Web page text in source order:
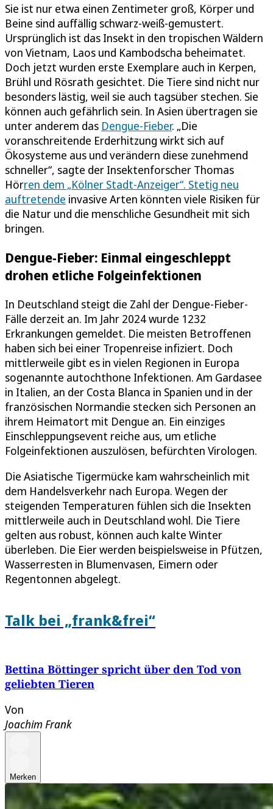
Sie ist nur etwa einen Zentimeter groß, Körper und
Beine sind auffällig schwarz-weiß-gemustert.
Ursprünglich ist das Insekt in den tropischen Wäldern
von Vietnam, Laos und Kambodscha beheimatet.
Doch jetzt wurden erste Exemplare auch in Kerpen,
Brühl und Rösrath gesichtet. Die Tiere sind nicht nur
besonders lästig, weil sie auch tagsüber stechen. Sie
können auch gefährlich sein. In Asien übertragen sie
unter anderem das Dengue-Fieber. „Die
voranschreitende Erderhitzung wirkt sich auf
Ökosysteme aus und verändern diese zunehmend
schneller“, sagte der Insektenforscher Thomas
Hörren dem „Kölner Stadt-Anzeiger“. Stetig neu
auftretende invasive Arten könnten viele Risiken für
die Natur und die menschliche Gesundheit mit sich
bringen.
Dengue-Fieber: Einmal eingeschleppt
drohen etliche Folgeinfektionen
In Deutschland steigt die Zahl der Dengue-Fieber-
Fälle derzeit an. Im Jahr 2024 wurde 1232
Erkrankungen gemeldet. Die meisten Betroffenen
haben sich bei einer Tropenreise infiziert. Doch
mittlerweile gibt es in vielen Regionen in Europa
sogenannte autochthone Infektionen. Am Gardasee
in Italien, an der Costa Blanca in Spanien und in der
französischen Normandie stecken sich Personen an
ihrem Heimatort mit Dengue an. Ein einziges
Einschleppungsevent reiche aus, um etliche
Folgeinfektionen auszulösen, befürchten Virologen.
Die Asiatische Tigermücke kam wahrscheinlich mit
dem Handelsverkehr nach Europa. Wegen der
steigenden Temperaturen fühlen sich die Insekten
mittlerweile auch in Deutschland wohl. Die Tiere
gelten aus robust, können auch kalte Winter
überleben. Die Eier werden beispielsweise in Pfützen,
Wasserresten in Blumenvasen, Eimern oder
Regentonnen abgelegt.
Talk bei „frank&frei“
Bettina Böttinger spricht über den Tod von
geliebten Tieren
Von
Joachim Frank
Merken